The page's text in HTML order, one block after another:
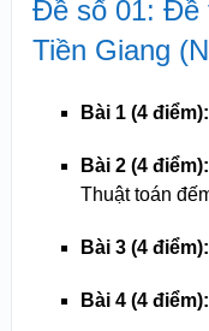
Đề số 01: Đề
Tiền Giang
Bài 1 (4 điểm):
Bài 2 (4 điểm):
Thuật toán
Bài 3 (4 điểm):
Bài 4 (4 điểm):